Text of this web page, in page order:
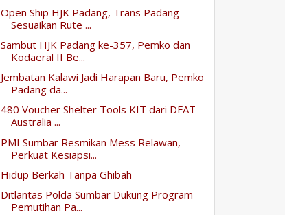
Open Ship HJK Padang, Trans Padang
Sesuaikan Rute ...
Sambut HJK Padang ke-357, Pemko dan
Kodaeral II Be...
Jembatan Kalawi Jadi Harapan Baru, Pemko
Padang da...
480 Voucher Shelter Tools KIT dari DFAT
Australia ...
PMI Sumbar Resmikan Mess Relawan,
Perkuat Kesiapsi...
Hidup Berkah Tanpa Ghibah
Ditlantas Polda Sumbar Dukung Program
Pemutihan Pa...